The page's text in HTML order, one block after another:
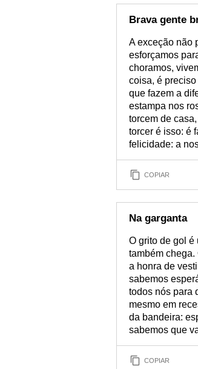
Brava gente
A exceção não
esforçamos
choramos,
coisa, é
que fazem a
estampa nos
torcem de
torcer é isso: é
felicidade: a
COPIAR
Na garganta
O grito de gol é
também
a honra de
sabemos
todos nós para
mesmo em
da bandeira:
sabemos que
COPIAR